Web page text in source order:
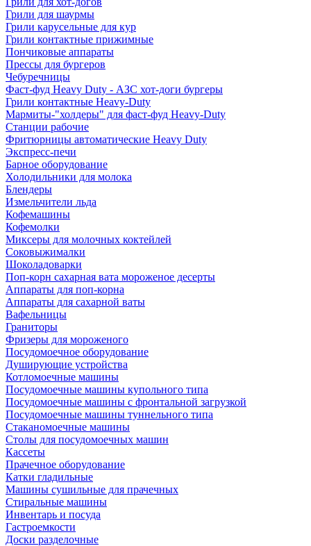
Грили для шаурмы
Грили карусельные для кур
Грили контактные прижимные
Пончиковые аппараты
Прессы для бургеров
Чебуречницы
Фаст-фуд Heavy Duty - АЗС хот-доги бургеры
Грили контактные Heavy-Duty
Мармиты-"холдеры" для фаст-фуд Heavy-Duty
Станции рабочие
Фритюрницы автоматические Heavy Duty
Экспресс-печи
Барное оборудование
Холодильники для молока
Блендеры
Измельчители льда
Кофемашины
Кофемолки
Миксеры для молочных коктейлей
Соковыжималки
Шоколадоварки
Поп-корн сахарная вата мороженое десерты
Аппараты для поп-корна
Аппараты для сахарной ваты
Вафельницы
Граниторы
Фризеры для мороженого
Посудомоечное оборудование
Душирующие устройства
Котломоечные машины
Посудомоечные машины купольного типа
Посудомоечные машины с фронтальной загрузкой
Посудомоечные машины туннельного типа
Стаканомоечные машины
Столы для посудомоечных машин
Кассеты
Прачечное оборудование
Катки гладильные
Машины сушильные для прачечных
Стиральные машины
Инвентарь и посуда
Гастроемкости
Доски разделочные